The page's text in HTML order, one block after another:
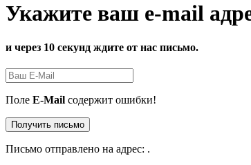
Укажите ваш e-mail
и через 10 секунд ждите от нас письмо.
Поле E-Mail содержит ошибки!
Получить письмо
Письмо отправлено на адрес: .